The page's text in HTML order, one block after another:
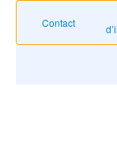
Contact